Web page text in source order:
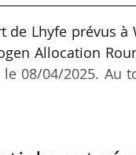
de Lhyfe prévus à
Allocation
08/04/2025. Au